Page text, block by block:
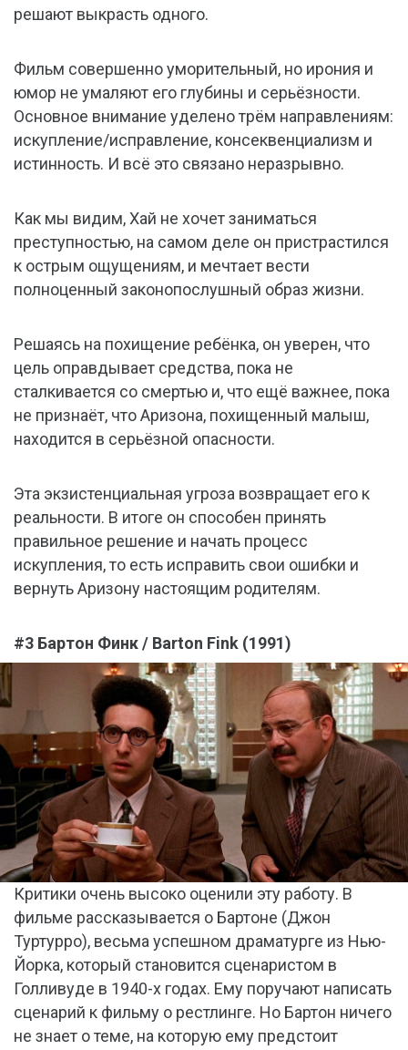
решают выкрасть одного.
Фильм совершенно уморительный, но ирония и
юмор не умаляют его глубины и серьёзности.
Основное внимание уделено трём направлениям:
искупление/исправление, консеквенциализм и
истинность. И всё это связано неразрывно.
Как мы видим, Хай не хочет заниматься
преступностью, на самом деле он пристрастился
к острым ощущениям, и мечтает вести
полноценный законопослушный образ жизни.
Решаясь на похищение ребёнка, он уверен, что
цель оправдывает средства, пока не
сталкивается со смертью и, что ещё важнее, пока
не признаёт, что Аризона, похищенный малыш,
находится в серьёзной опасности.
Эта экзистенциальная угроза возвращает его к
реальности. В итоге он способен принять
правильное решение и начать процесс
искупления, то есть исправить свои ошибки и
вернуть Аризону настоящим родителям.
#3 Бартон Финк / Barton Fink (1991)
Критики очень высоко оценили эту работу. В
фильме рассказывается о Бартоне (Джон
Туртурро), весьма успешном драматурге из Нью-
Йорка, который становится сценаристом в
Голливуде в 1940-х годах. Ему поручают написать
сценарий к фильму о рестлинге. Но Бартон ничего
не знает о теме, на которую ему предстоит